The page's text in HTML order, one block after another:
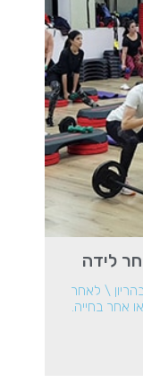
לידה
\ לאחר
אחר בחייה.